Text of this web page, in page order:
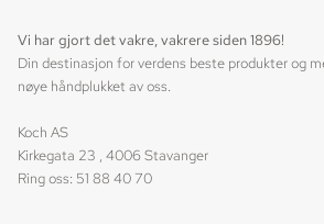
Vi har gjort det vakre, vakrere siden 1896!
Din destinasjon for verdens beste produkter og
nøye håndplukket av oss.
Koch AS
Kirkegata 23 , 4006 Stavanger
Ring oss: 51 88 40 70